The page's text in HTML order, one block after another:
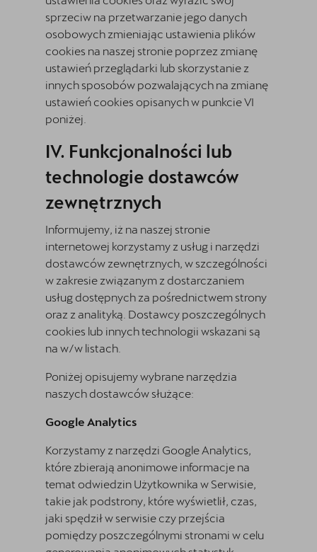
sprzeciw na przetwarzanie jego danych
osobowych zmieniając ustawienia plików
cookies na naszej stronie poprzez zmianę
ustawień przeglądarki lub skorzystanie z
innych sposobów pozwalających na zmianę
ustawień cookies opisanych w punkcie VI
poniżej.
Funkcjonalności lub
technologie dostawców
zewnętrznych
Informujemy, iż na naszej stronie
internetowej korzystamy z usług i narzędzi
dostawców zewnętrznych, w szczególności
w zakresie związanym z dostarczaniem
usług dostępnych za pośrednictwem strony
oraz z analityką. Dostawcy poszczególnych
cookies lub innych technologii wskazani są
na w/w listach.
Poniżej opisujemy wybrane narzędzia
naszych dostawców służące:
Google Analytics
Korzystamy z narzędzi Google Analytics,
które zbierają anonimowe informacje na
temat odwiedzin Użytkownika w Serwisie,
takie jak podstrony, które wyświetlił, czas,
jaki spędził w serwisie czy przejścia
pomiędzy poszczególnymi stronami w celu